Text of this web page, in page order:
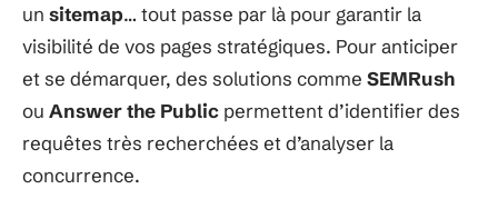
un sitemap… tout passe par là pour garantir la
visibilité de vos pages stratégiques. Pour anticiper
et se démarquer, des solutions comme SEMRush
ou Answer the Public permettent d’identifier des
requêtes très recherchées et d’analyser la
concurrence.